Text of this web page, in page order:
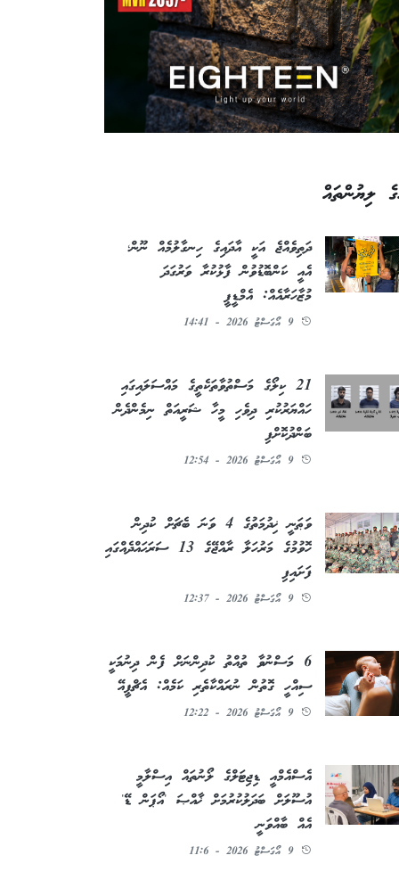
ލިޔުންތައް
ދަތިވެއްޖެ އަކީ އާދައިގެ ހިނގާލުމެއް ނޫން؛
އެއީ ކަންބޮޑުވުން ފާޅުކުރާ ވަރުގަދަ
މުޒާހަރާއެއް: އެމްޑީޕީ
9 އޯގަސްޓު 2026 - 14:41
21 ކިލޯގެ މަސްތުވާތަކެތީގެ މައްސަލައިގައި
ހައްޔަރުކުރި ދިވެހި މީހާ ޝަރީއަތް ނިމެންދެން
ބަންދުކޮށްފި
9 އޯގަސްޓު 2026 - 12:54
ވަޠަނީ ޚިދުމަތުގެ 4 ވަނަ ބެޗަށް ކުދިން
ހޮވުމުގެ މަރުހަލާ ރާއްޖޭގެ 13 ސަރަޙައްދެއްގައި
ފަށައިފި
9 އޯގަސްޓު 2026 - 12:37
6 މަސްނުވާ ތުއްތު ކުދިންނަށް ފެން ދިނުމަކީ
ސިއްހީ ގޮތުން ނުރައްކާތެރި ކަމެއް: އެޗްޕީއޭ
9 އޯގަސްޓު 2026 - 12:22
އެސްއެމްއީ ޑިޖިޓަލްގެ ލޯނުތައް އިސްލާމީ
އުސޫލަށް ބަދަލުކުރުމަށް ޚާއްޞަ 'އޯޕަން ޑޭ'
އެއް ބާއްވަނީ
9 އޯގަސްޓު 2026 - 11:6